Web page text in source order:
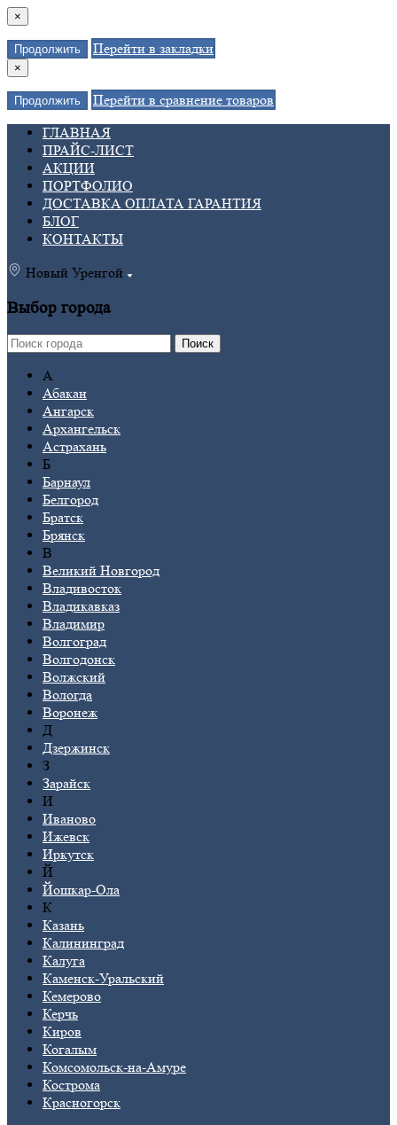
×
Продолжить Перейти в закладки
×
Продолжить
Перейти в сравнение товаров
ГЛАВНАЯ
ПРАЙС-ЛИСТ
АКЦИИ
ПОРТФОЛИО
ДОСТАВКА ОПЛАТА ГАРАНТИЯ
БЛОГ
КОНТАКТЫ
Новый Уренгой
Выбор города
Поиск
А
Абакан
Ангарск
Архангельск
Астрахань
Б
Барнаул
Белгород
Братск
Брянск
В
Великий Новгород
Владивосток
Владикавказ
Владимир
Волгоград
Волгодонск
Волжский
Вологда
Воронеж
Д
Дзержинск
З
Зарайск
И
Иваново
Ижевск
Иркутск
Й
Йошкар-Ола
К
Казань
Калининград
Калуга
Каменск-Уральский
Кемерово
Керчь
Киров
Когалым
Комсомольск-на-Амуре
Кострома
Красногорск